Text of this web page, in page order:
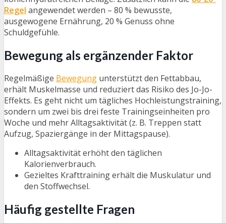
Regel angewendet werden – 80 % bewusste,
ausgewogene Ernährung, 20 % Genuss ohne
Schuldgefühle.
Bewegung als ergänzender Faktor
Regelmäßige Bewegung unterstützt den Fettabbau,
erhält Muskelmasse und reduziert das Risiko des Jo-Jo-
Effekts. Es geht nicht um tägliches Hochleistungstraining,
sondern um zwei bis drei feste Trainingseinheiten pro
Woche und mehr Alltagsaktivität (z. B. Treppen statt
Aufzug, Spaziergänge in der Mittagspause).
Alltagsaktivität erhöht den täglichen
Kalorienverbrauch.
Gezieltes Krafttraining erhält die Muskulatur und
den Stoffwechsel.
Häufig gestellte Fragen